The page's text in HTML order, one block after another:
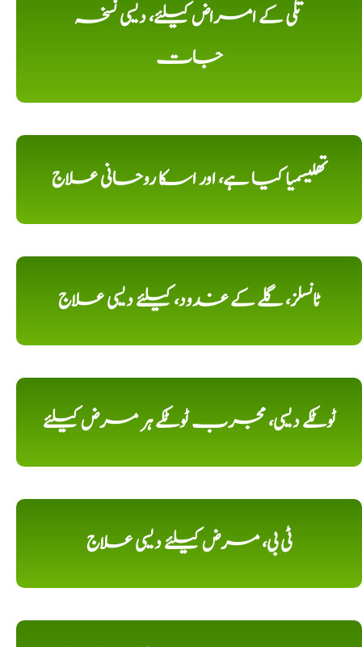
تلی کے امراض کیلئے، دیسی نسخہ
جات
تھلیسمیا کیا ہے، اور اسکا روحانی علاج
ٹانسلز، گلے کے غدود، کیلئے دیسی علاج
ٹوٹکے دیسی، مجرب ٹوٹکے ہر مرض کیلئے
ٹی بی، مرض کیلئے دیسی علاج